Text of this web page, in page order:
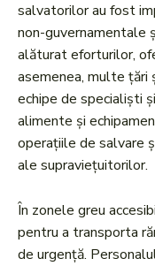
salvatorilor au fost
non-guvernamentale
alăturat eforturilor,
asemenea, multe țări
echipe de specialiști
alimente și
operațiile de salvare
ale supraviețuitorilor.
În zonele greu
pentru a transporta
de urgență.